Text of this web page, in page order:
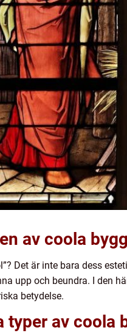
av coola
Det är inte bara dess
upp och beundra. I den
betydelse.
typer av coola